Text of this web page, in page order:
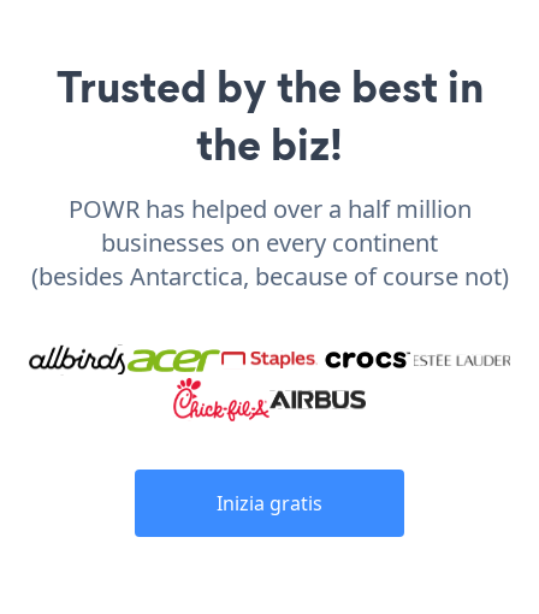
Trusted by the best in
the biz!
POWR has helped over a half million
businesses on every continent
(besides Antarctica, because of course not)
Inizia gratis